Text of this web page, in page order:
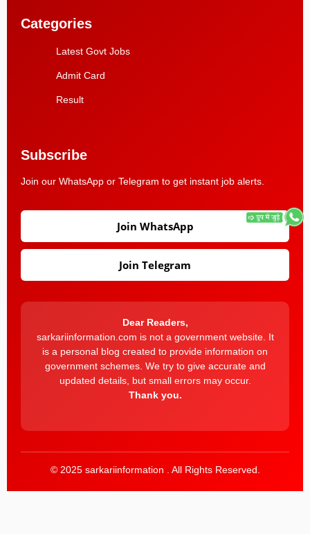
Categories
Latest Govt Jobs
Admit Card
Result
Subscribe
Join our WhatsApp or Telegram to get instant job alerts.
Join WhatsApp
Join Telegram
Dear Readers,
sarkariinformation.com is not a government website. It
is a personal blog created to provide information on
government schemes. We try to give accurate and
updated details, but small errors may occur.
Thank you.
© 2025 sarkariinformation . All Rights Reserved.